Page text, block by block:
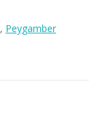
, Peygamber